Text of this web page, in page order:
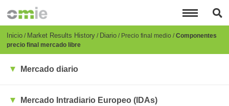
principal
Breadcrumb
Inicio Market Results History Diario Precio final medio Componentes
precio final mercado libre
Mercado diario
Mercado Intradiario Europeo (IDAs)